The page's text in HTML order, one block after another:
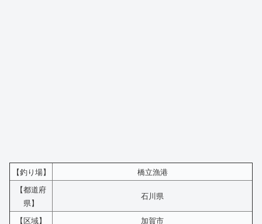
【釣り場】
橋立漁港
【都道府
県】
石川県
【区域】 加賀市